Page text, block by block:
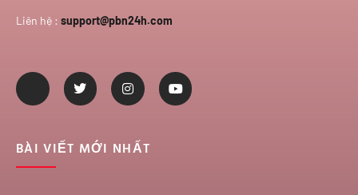
Liên hệ : support@pbn24h.com
BÀI VIẾT MỚI NHẤT